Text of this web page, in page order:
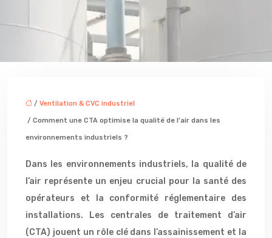
/ Ventilation & CVC industriel
/ Comment une CTA optimise la qualité de l’air dans les
environnements industriels ?
Dans les environnements industriels, la qualité de
l’air représente un enjeu crucial pour la santé des
opérateurs et la conformité réglementaire des
installations. Les centrales de traitement d’air
(CTA) jouent un rôle clé dans l’assainissement et la